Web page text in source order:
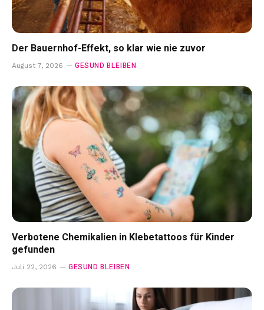
Der Bauernhof-Effekt, so klar wie nie zuvor
August 7, 2026 GESUND BLEIBEN
Verbotene Chemikalien in Klebetattoos für Kinder
gefunden
Juli 22, 2026 GESUND BLEIBEN